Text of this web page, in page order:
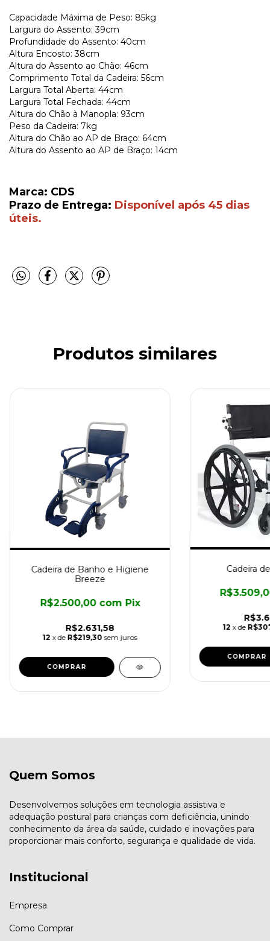
Capacidade Máxima de Peso: 85kg
Largura do Assento: 39cm
Profundidade do Assento: 40cm
Altura Encosto: 38cm
Altura do Assento ao Chão: 46cm
Comprimento Total da Cadeira: 56cm
Largura Total Aberta: 44cm
Largura Total Fechada: 44cm
Altura do Chão à Manopla: 93cm
Peso da Cadeira: 7kg
Altura do Chão ao AP de Braço: 64cm
Altura do Assento ao AP de Braço: 14cm
Marca: CDS
Prazo de Entrega: Disponível após 45 dias
úteis.
Produtos similares
Cadeira de Banho e Higiene
Breeze
R$2.631,58
R$2.500,00 com Pix
12 x de R$219,30 sem juros
COMPRAR
Cadeira
12 x de
Quem Somos
Desenvolvemos soluções em tecnologia assistiva e
adequação postural para crianças com deficiência, unindo
conhecimento da área da saúde, cuidado e inovações para
proporcionar mais conforto, segurança e qualidade de vida.
Institucional
Empresa
Como Comprar